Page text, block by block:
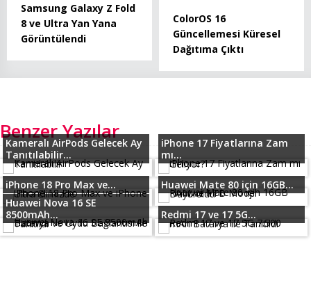
Samsung Galaxy Z Fold
8 ve Ultra Yan Yana
Görüntülendi
ColorOS 16
Güncellemesi Küresel
Dağıtıma Çıktı
Benzer Yazılar
Kameralı AirPods Gelecek Ay
Tanıtılabilir...
iPhone 17 Fiyatlarına Zam
mı...
iPhone 18 Pro Max ve...
Huawei Mate 80 için 16GB...
Huawei Nova 16 SE
8500mAh...
Redmi 17 ve 17 5G...